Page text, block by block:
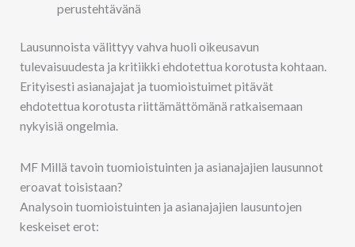
perustehtävänä
Lausunnoista välittyy vahva huoli oikeusavun
tulevaisuudesta ja kritiikki ehdotettua korotusta kohtaan.
Erityisesti asianajajat ja tuomioistuimet pitävät
ehdotettua korotusta riittämättömänä ratkaisemaan
nykyisiä ongelmia.
MF Millä tavoin tuomioistuinten ja asianajajien lausunnot
eroavat toisistaan?
Analysoin tuomioistuinten ja asianajajien lausuntojen
keskeiset erot: